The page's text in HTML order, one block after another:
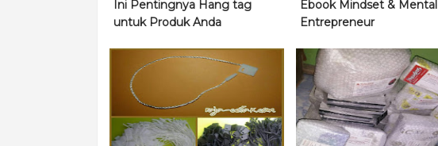
Ini Pentingnya Hang tag
untuk Produk Anda
Ebook Mindset & Mental
Entrepreneur